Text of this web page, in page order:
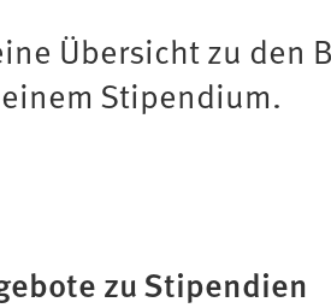
Übersicht zu den
Stipendium.
zu Stipendien